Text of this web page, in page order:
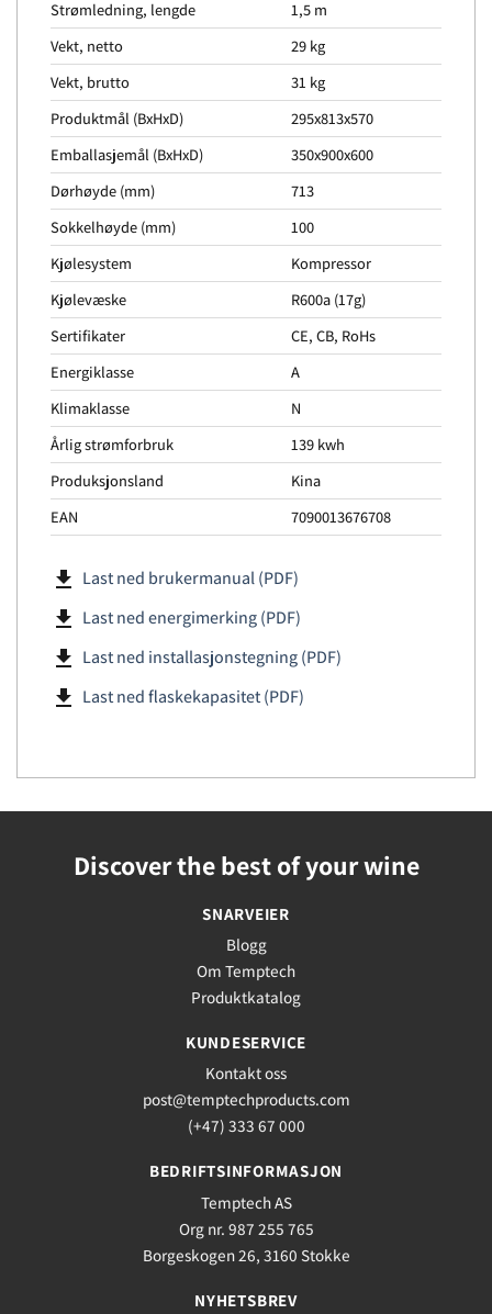
Strømledning, lengde
1,5 m
Vekt, netto
29 kg
Vekt, brutto
31 kg
Produktmål (BxHxD)
295x813x570
Emballasjemål (BxHxD)
350x900x600
Dørhøyde (mm)
713
Sokkelhøyde (mm)
100
Kjølesystem
Kompressor
Kjølevæske
R600a (17g)
Sertifikater
CE, CB, RoHs
Energiklasse
A
Klimaklasse
N
Årlig strømforbruk
139 kwh
Produksjonsland
Kina
EAN
7090013676708
file_download Last ned brukermanual (PDF)
file_download Last ned energimerking (PDF)
file_download Last ned installasjonstegning (PDF)
file_download Last ned flaskekapasitet (PDF)
Discover the best of your wine
SNARVEIER
Blogg
Om Temptech
Produktkatalog
KUNDESERVICE
Kontakt oss
post@temptechproducts.com
(+47) 333 67 000
BEDRIFTSINFORMASJON
Temptech AS
Org nr. 987 255 765
Borgeskogen 26, 3160 Stokke
NYHETSBREV